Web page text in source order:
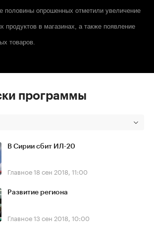
половины опрошенных отметили увеличение
продуктов в магазинах, а также появление
товаров.
программы
В Сирии сбит ИЛ-20
Главное18 сен 2018, 11:00
Развитие региона
Главное13 сен 2018, 10:00